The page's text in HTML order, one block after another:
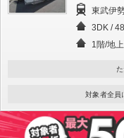
東武伊
3DK /
1階/地
対象者全員